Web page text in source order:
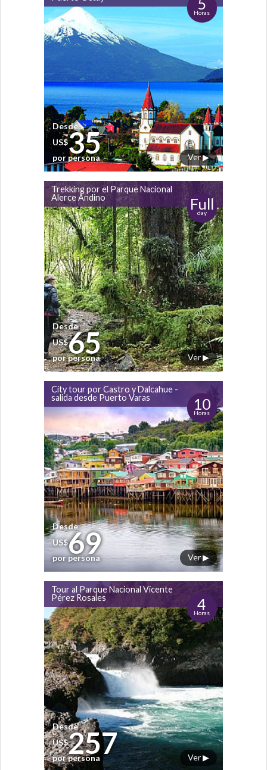
Horas
Ver ▶
Desde
US$35
por persona
Trekking por el Parque Nacional
Alerce Andino
Full
day
Ver ▶
Desde
US$65
por persona
City tour por Castro y Dalcahue -
salida desde Puerto Varas
10
Horas
Ver ▶
Desde
US$69
por persona
Tour al Parque Nacional Vicente
Pérez Rosales
4
Horas
Ver ▶
Desde
US$257
por persona